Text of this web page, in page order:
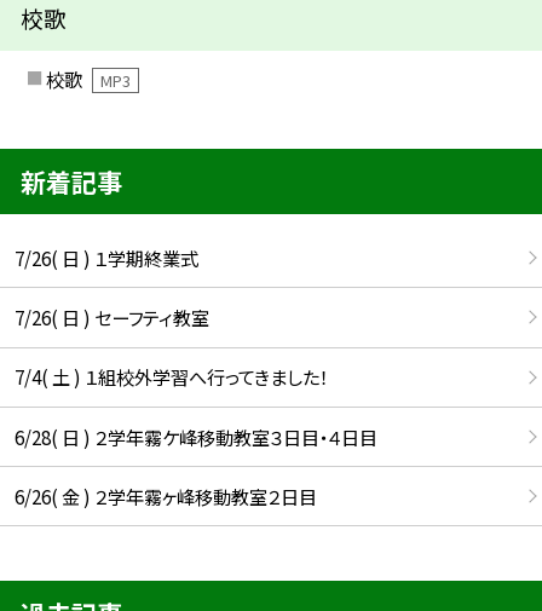
校歌
校歌 MP3
新着記事
7/26( 日 ) １学期終業式
7/26( 日 ) セーフティ教室
7/4( 土 ) １組校外学習へ行ってきました！
6/28( 日 ) ２学年霧ケ峰移動教室３日目・４日目
6/26( 金 ) ２学年霧ヶ峰移動教室２日目